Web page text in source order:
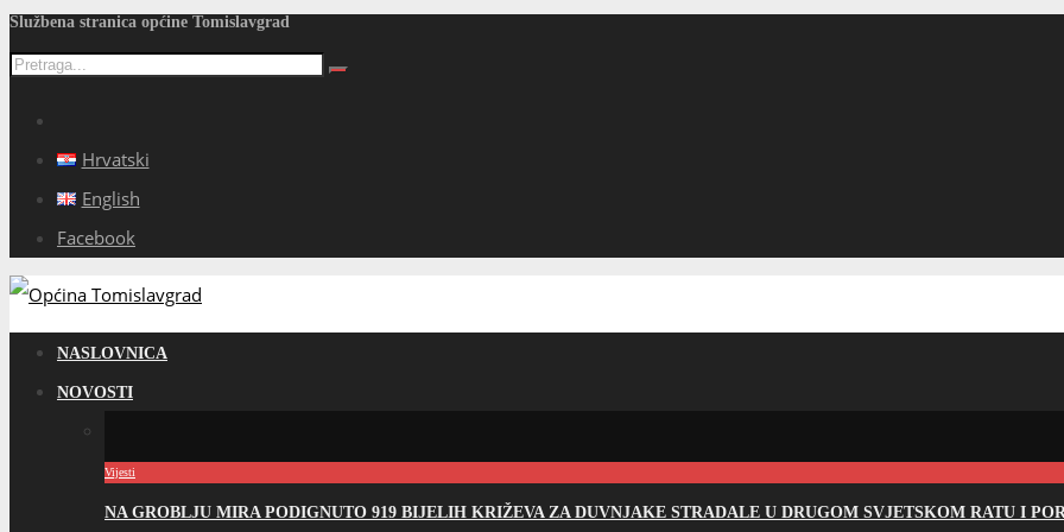
Službena stranica općine Tomislavgrad
Hrvatski
English
Facebook
NASLOVNICA
NOVOSTI
Vijesti
NA GROBLJU MIRA PODIGNUTO 919 BIJELIH KRIŽEVA ZA DUVNJAKE STRADALE U DRUGOM SVJETSKOM RATU I